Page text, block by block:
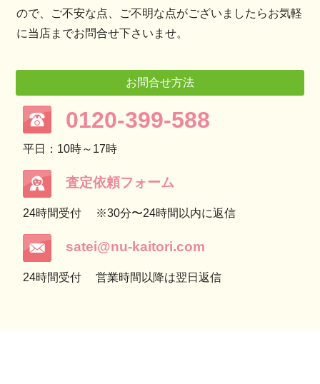
ので、ご不安な点、ご不明な点がございましたらお気軽
に当店までお問合せ下さいませ。
お問合せ方法
0120-399-588
平日：10時～17時
査定依頼フォーム
24時間受付 ※30分〜24時間以内に返信
satei@nu-kaitori.com
24時間受付 営業時間以降は翌日返信